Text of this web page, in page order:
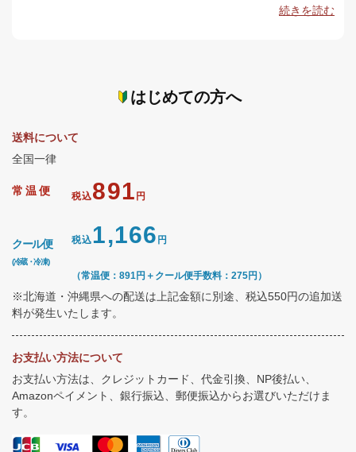
続きを読む
はじめての方へ
送料について
全国一律
常温便 税込891 円
クール便
(冷蔵・冷凍)
税込1,166 円
（常温便：891円＋クール便手数料：275円）
※北海道・沖縄県への配送は上記金額に別途、税込550円の追加送
料が発生いたします。
お支払い方法について
お支払い方法は、クレジットカード、代金引換、NP後払い、
Amazonペイメント、銀行振込、郵便振込からお選びいただけま
す。